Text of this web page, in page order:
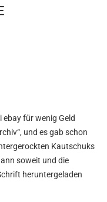
ebay für wenig Geld
und es gab schon
Kautschuks
soweit und die
heruntergeladen